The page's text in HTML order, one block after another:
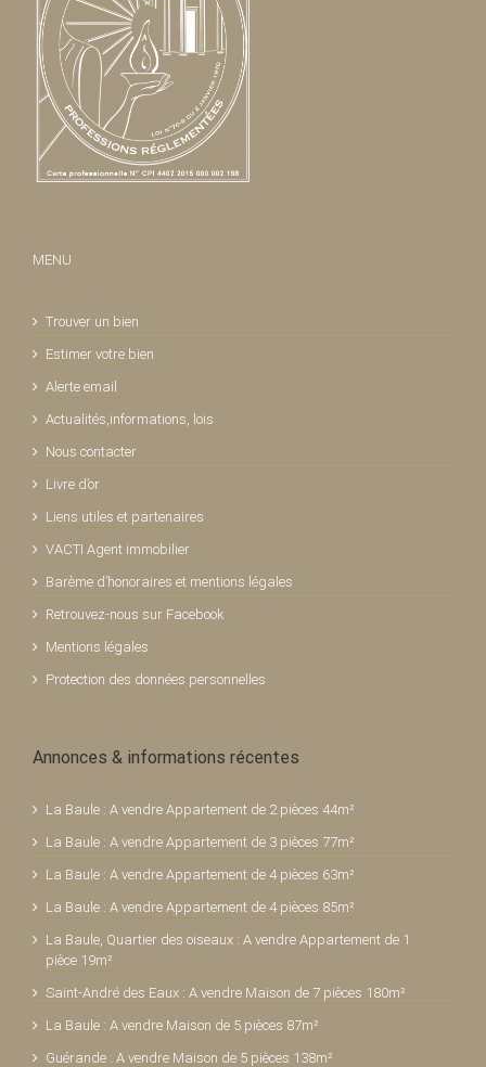
MENU
Trouver un bien
Estimer votre bien
Alerte email
Actualités,informations, lois
Nous contacter
Livre d’or
Liens utiles et partenaires
VACTI Agent immobilier
Barème d’honoraires et mentions légales
Retrouvez-nous sur Facebook
Mentions légales
Protection des données personnelles
Annonces & informations récentes
La Baule : A vendre Appartement de 2 pièces 44m²
La Baule : A vendre Appartement de 3 pièces 77m²
La Baule : A vendre Appartement de 4 pièces 63m²
La Baule : A vendre Appartement de 4 pièces 85m²
La Baule, Quartier des oiseaux : A vendre Appartement de 1
pièce 19m²
Saint-André des Eaux : A vendre Maison de 7 pièces 180m²
La Baule : A vendre Maison de 5 pièces 87m²
Guérande : A vendre Maison de 5 pièces 138m²